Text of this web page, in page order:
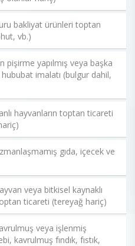
bakliyat ürünleri toptan
vb.)
pişirme yapılmış veya başka
imalatı (bulgur dahil,
hayvanların toptan ticareti
gıda, içecek ve
veya bitkisel kaynaklı
ticareti (tereyağ hariç)
veya işlenmiş
kavrulmuş fındık, fıstık,